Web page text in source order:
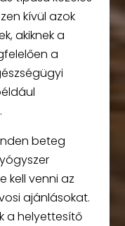
kívül azok
akiknek a
a
beteg
kell venni az
ajánlásokat.
a helyettesítő